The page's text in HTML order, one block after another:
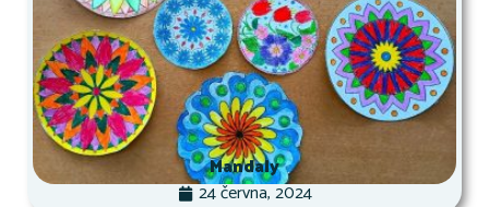
Mandaly
24 června, 2024